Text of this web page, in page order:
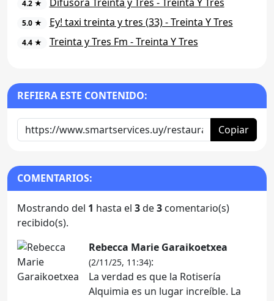
4.2 ★
5.0 ★ Ey! taxi treinta y tres (33) - Treinta Y Tres
4.4 ★ Treinta y Tres Fm - Treinta Y Tres
REFIERA ESTE CONTENIDO:
Copiar
COMENTARIOS:
Mostrando del 1 hasta el 3de3 comentario(s)
recibido(s).
Rebecca Marie Garaikoetxea
(2/11/25, 11:34):
La verdad es que la Rotisería
Alquimia es un lugar increíble. La